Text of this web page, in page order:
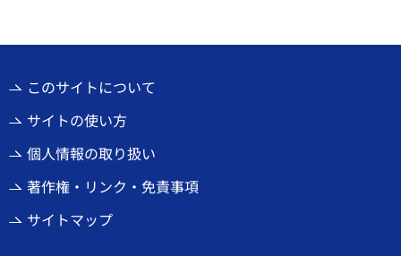
このサイトについて
サイトの使い方
個人情報の取り扱い
著作権・リンク・免責事項
サイトマップ